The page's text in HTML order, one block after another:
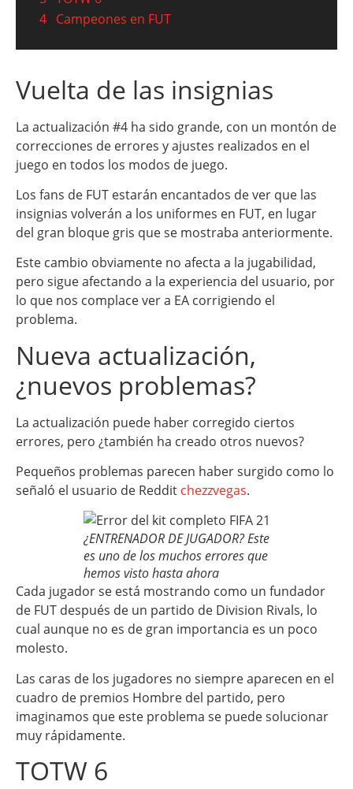
4 Campeones en FUT
Vuelta de las insignias
La actualización #4 ha sido grande, con un montón de
correcciones de errores y ajustes realizados en el
juego en todos los modos de juego.
Los fans de FUT estarán encantados de ver que las
insignias volverán a los uniformes en FUT, en lugar
del gran bloque gris que se mostraba anteriormente.
Este cambio obviamente no afecta a la jugabilidad,
pero sigue afectando a la experiencia del usuario, por
lo que nos complace ver a EA corrigiendo el
problema.
Nueva actualización,
¿nuevos problemas?
La actualización puede haber corregido ciertos
errores, pero ¿también ha creado otros nuevos?
Pequeños problemas parecen haber surgido como lo
señaló el usuario de Reddit chezzvegas.
¿ENTRENADOR DE JUGADOR? Este
es uno de los muchos errores que
hemos visto hasta ahora
Cada jugador se está mostrando como un fundador
de FUT después de un partido de Division Rivals, lo
cual aunque no es de gran importancia es un poco
molesto.
Las caras de los jugadores no siempre aparecen en el
cuadro de premios Hombre del partido, pero
imaginamos que este problema se puede solucionar
muy rápidamente.
TOTW 6